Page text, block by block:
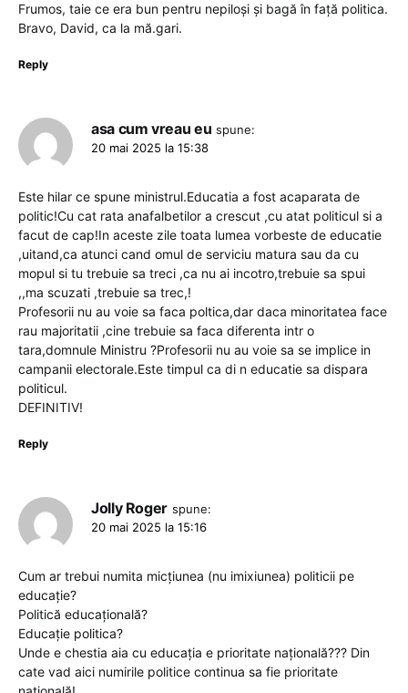
Frumos, taie ce era bun pentru nepiloși și bagă în față politica.
Bravo, David, ca la mă.gari.
Reply
asa cum vreau eu spune:
20 mai 2025 la 15:38
Este hilar ce spune ministrul.Educatia a fost acaparata de
politic!Cu cat rata anafalbetilor a crescut ,cu atat politicul si a
facut de cap!In aceste zile toata lumea vorbeste de educatie
,uitand,ca atunci cand omul de serviciu matura sau da cu
mopul si tu trebuie sa treci ,ca nu ai incotro,trebuie sa spui
,,ma scuzati ,trebuie sa trec,!
Profesorii nu au voie sa faca poltica,dar daca minoritatea face
rau majoritatii ,cine trebuie sa faca diferenta intr o
tara,domnule Ministru ?Profesorii nu au voie sa se implice in
campanii electorale.Este timpul ca di n educatie sa dispara
politicul.
DEFINITIV!
Reply
Jolly Roger spune:
20 mai 2025 la 15:16
Cum ar trebui numita micțiunea (nu imixiunea) politicii pe
educație?
Politică educațională?
Educație politica?
Unde e chestia aia cu educația e prioritate națională??? Din
cate vad aici numirile politice continua sa fie prioritate